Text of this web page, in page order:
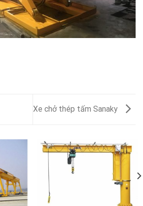
Xe chở thép tấm Sanaky